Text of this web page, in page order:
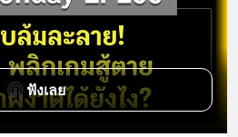
ฟังเลย